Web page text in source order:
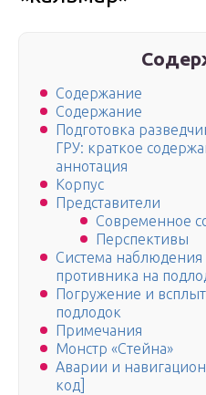
Содержание
Содержание
Подготовка
ГРУ: краткое
аннотация
Корпус
Представители
Современное
Перспективы
Система
противника на
Погружение и
подлодок
Примечания
Монстр «Стейна»
Аварии и
код]